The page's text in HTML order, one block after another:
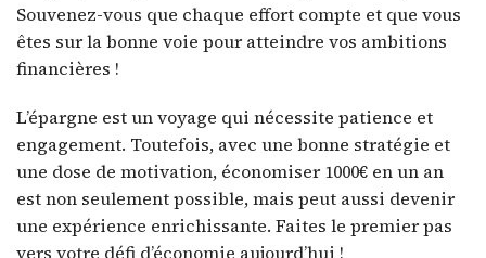
Souvenez-vous que chaque effort compte et que vous
êtes sur la bonne voie pour atteindre vos ambitions
financières !
L’épargne est un voyage qui nécessite patience et
engagement. Toutefois, avec une bonne stratégie et
une dose de motivation, économiser 1000€ en un an
est non seulement possible, mais peut aussi devenir
une expérience enrichissante. Faites le premier pas
vers votre défi d’économie aujourd’hui !